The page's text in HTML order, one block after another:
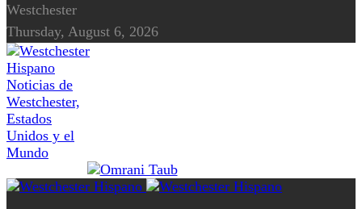
Westchester
Thursday, August 6, 2026
Noticias de
Westchester,
Estados
Unidos y el
Mundo